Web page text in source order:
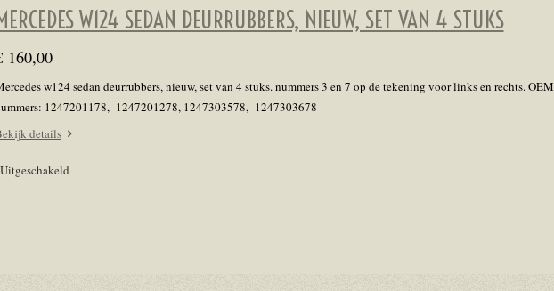
W124 SEDAN DEURRUBBERS, NIEUW, SET VAN 4 STUKS
160,00
w124 sedan deurrubbers, nieuw, set van 4 stuks. nummers 3 en 7 op de tekening voor links en rechts. OEM
1247201178, 1247201278, 1247303578, 1247303678
details
Uitgeschakeld